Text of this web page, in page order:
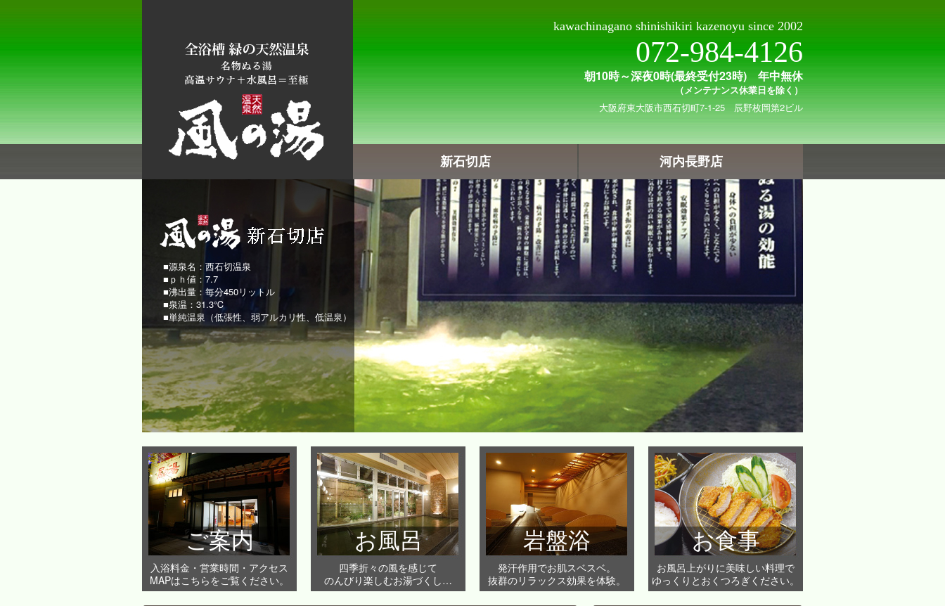
kawachinagano shinishikiri kazenoyu since 2002
072-984-4126
朝10時～深夜0時(最終受付23時) 年中無休
（メンテナンス休業日を除く）
大阪府東大阪市西石切町7-1-25 辰野枚岡第2ビル
新石切店 河内長野店
■源泉名：西石切温泉
■ｐｈ値：7.7
■沸出量：毎分450リットル
■泉温：31.3℃
■単純温泉（低張性、弱アルカリ性、低温泉）
ご案内
入浴料金・営業時間・アクセス
MAPはこちらをご覧ください。
お風呂
四季折々の風を感じて
のんびり楽しむお湯づくし…
岩盤浴
発汗作用でお肌スベスベ。
抜群のリラックス効果を体験。
お食事
お風呂上がりに美味しい料理で
ゆっくりとおくつろぎください。